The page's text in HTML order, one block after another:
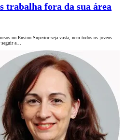
trabalha fora da sua área
no Ensino Superior seja vasta, nem todos os jovens
seguir a…